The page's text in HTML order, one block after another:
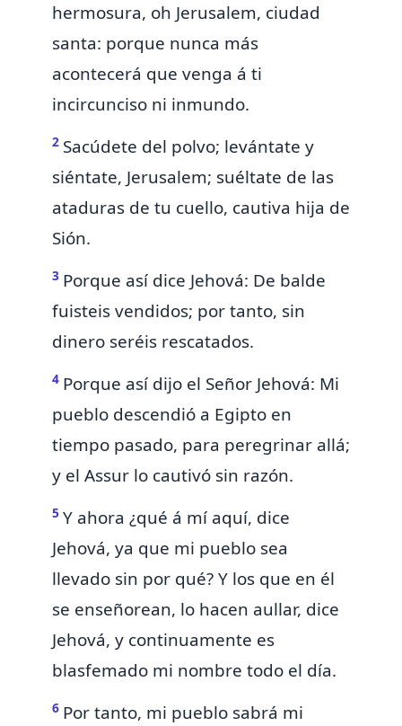
hermosura, oh Jerusalem, ciudad
santa: porque nunca más
acontecerá que venga á ti
incircunciso ni inmundo.
2 Sacúdete del polvo; levántate y
siéntate, Jerusalem; suéltate de las
ataduras de tu cuello, cautiva hija de
Sión.
3 Porque así dice Jehová: De balde
fuisteis vendidos; por tanto, sin
dinero seréis rescatados.
4 Porque así dijo el Señor Jehová: Mi
pueblo descendió a Egipto en
tiempo pasado, para peregrinar allá;
y el Assur lo cautivó sin razón.
5 Y ahora ¿qué á mí aquí, dice
Jehová, ya que mi pueblo sea
llevado sin por qué? Y los que en él
se enseñorean, lo hacen aullar, dice
Jehová, y continuamente es
blasfemado mi nombre todo el día.
6 Por tanto, mi pueblo sabrá mi